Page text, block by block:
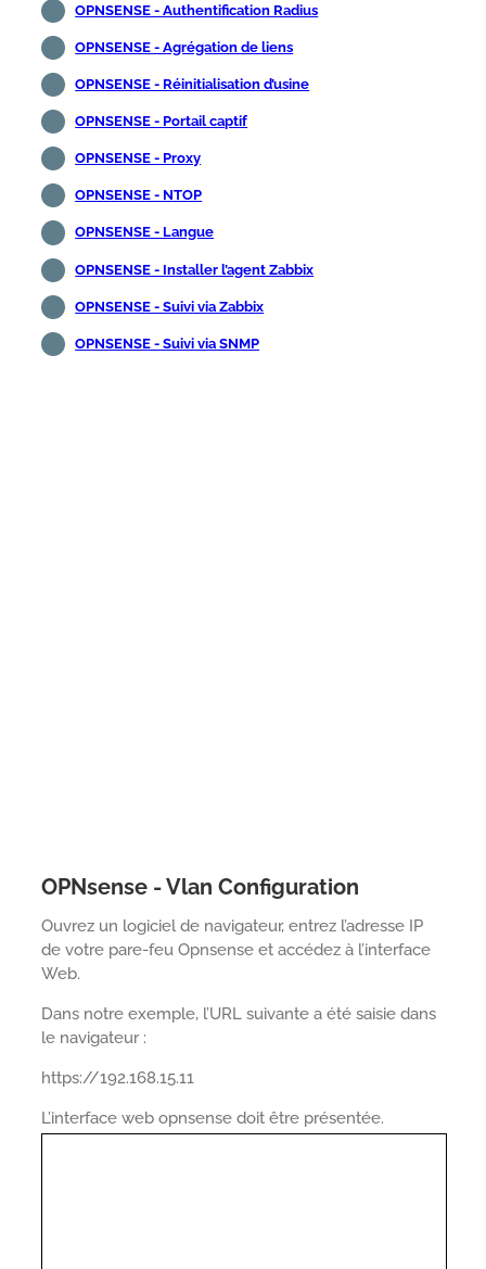
OPNSENSE - Authentification Radius
OPNSENSE - Agrégation de liens
OPNSENSE - Réinitialisation d’usine
OPNSENSE - Portail captif
OPNSENSE - Proxy
OPNSENSE - NTOP
OPNSENSE - Langue
OPNSENSE - Installer l’agent Zabbix
OPNSENSE - Suivi via Zabbix
OPNSENSE - Suivi via SNMP
OPNsense - Vlan Configuration
Ouvrez un logiciel de navigateur, entrez l’adresse IP
de votre pare-feu Opnsense et accédez à l’interface
Web.
Dans notre exemple, l’URL suivante a été saisie dans
le navigateur :
https://192.168.15.11
L’interface web opnsense doit être présentée.